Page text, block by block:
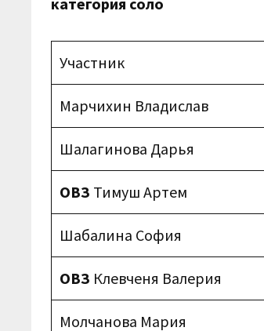
Участник
Марчихин Владислав
Шалагинова Дарья
ОВЗ Тимуш Артем
Шабалина София
ОВЗ Клевченя Валерия
Молчанова Мария